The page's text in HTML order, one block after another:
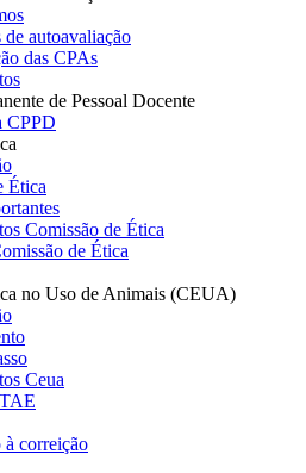
autoavaliação
das CPAs
de Pessoal Docente
CPPD
Ética
Comissão de Ética
de Ética
no Uso de Animais (CEUA)
Ceua
correição